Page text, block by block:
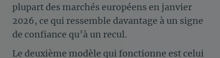
plupart des marchés européens en janvier
2026, ce qui ressemble davantage à un signe
de confiance qu’à un recul.
Le deuxième modèle qui fonctionne est celui